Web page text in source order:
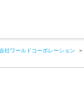
社ワールドコーポレーション